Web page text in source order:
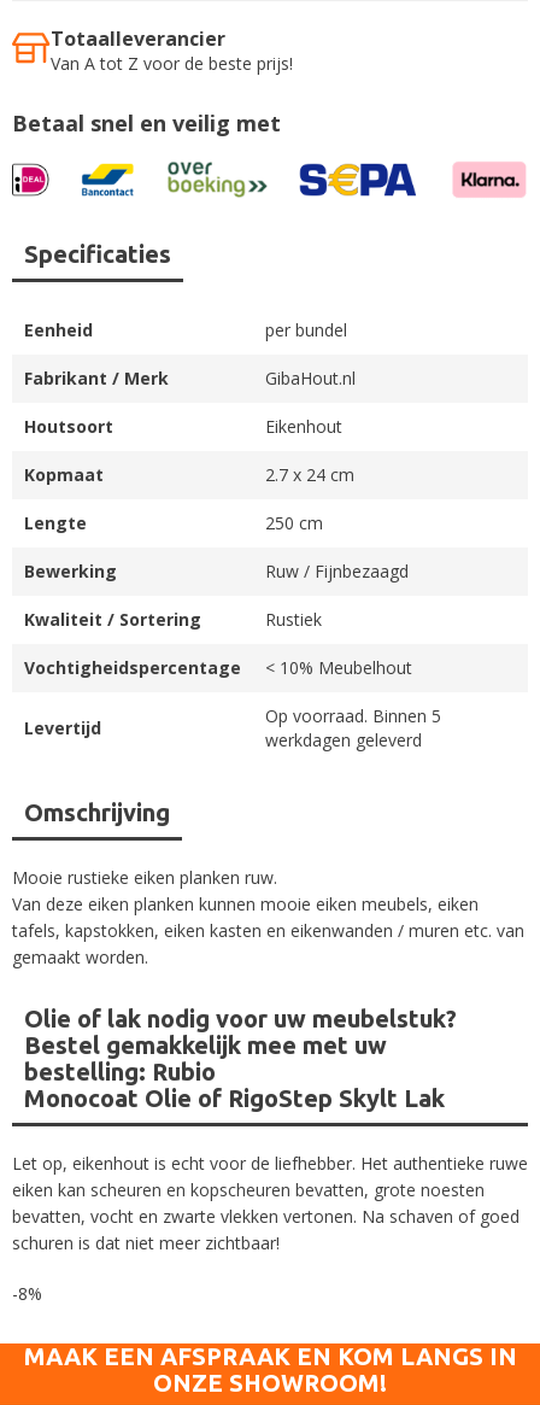
Totaalleverancier
Van A tot Z voor de beste prijs!
Betaal snel en veilig met
Omschrijving
Mooie rustieke eiken planken ruw.
Van deze eiken planken kunnen mooie eiken meubels, eiken
tafels, kapstokken, eiken kasten en eikenwanden / muren etc. van
gemaakt worden.
Olie of lak nodig voor uw meubelstuk?
Bestel gemakkelijk mee met uw
bestelling: Rubio
Monocoat Olie of RigoStep Skylt Lak
Let op, eikenhout is echt voor de liefhebber. Het authentieke ruwe
eiken kan scheuren en kopscheuren bevatten, grote noesten
bevatten, vocht en zwarte vlekken vertonen. Na schaven of goed
schuren is dat niet meer zichtbaar!
-8%
Specificaties
Eenheid per bundel
Fabrikant / Merk GibaHout.nl
Houtsoort Eikenhout
Kopmaat 2.7 x 24 cm
Lengte 250 cm
Bewerking Ruw / Fijnbezaagd
Kwaliteit / Sortering Rustiek
Vochtigheidspercentage < 10% Meubelhout
Levertijd
Op voorraad. Binnen 5
werkdagen geleverd
MAAK EEN AFSPRAAK EN KOM LANGS IN
ONZE SHOWROOM!